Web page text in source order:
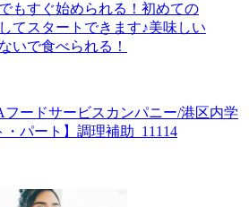
もすぐ始められる！初めての
てスタートできます♪美味しい
いで食べられる！
ードサービスカンパニー/港区内学
パート】調理補助_11114